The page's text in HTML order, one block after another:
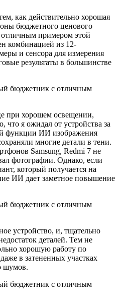
как действительно хорошая
бюджетного ценового
отличным примером этой
комбинацией из 12-
и сенсора для измерения
результаты в большинстве
при хорошем освещении,
что я ожидал от устройства за
функции ИИ изображения
многие детали в тени.
Samsung, Redmi 7 не
фотографии. Однако, если
который получается на
ИИ дает заметное повышение
устройство, и, тщательно
деталей. Тем не
хорошую работу по
в затененных участках
шумов.